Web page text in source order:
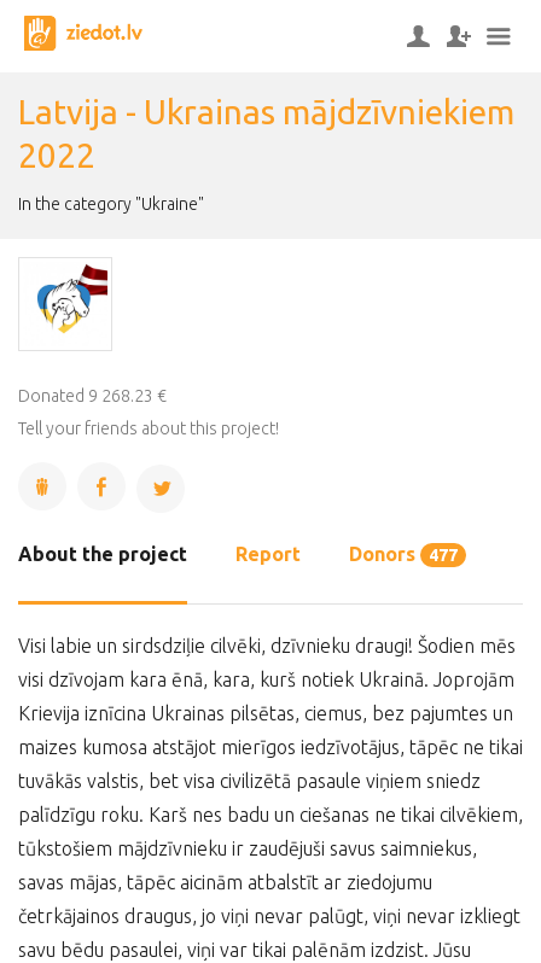
Latvija - Ukrainas mājdzīvniekiem
2022
In the category "Ukraine"
Donated 9 268.23 €
Tell your friends about this project!
About the project Report Donors 477
Visi labie un sirdsdziļie cilvēki, dzīvnieku draugi! Šodien mēs
visi dzīvojam kara ēnā, kara, kurš notiek Ukrainā. Joprojām
Krievija iznīcina Ukrainas pilsētas, ciemus, bez pajumtes un
maizes kumosa atstājot mierīgos iedzīvotājus, tāpēc ne tikai
tuvākās valstis, bet visa civilizētā pasaule viņiem sniedz
palīdzīgu roku. Karš nes badu un ciešanas ne tikai cilvēkiem,
tūkstošiem mājdzīvnieku ir zaudējuši savus saimniekus,
savas mājas, tāpēc aicinām atbalstīt ar ziedojumu
četrkājainos draugus, jo viņi nevar palūgt, viņi nevar izkliegt
savu bēdu pasaulei, viņi var tikai palēnām izdzist. Jūsu